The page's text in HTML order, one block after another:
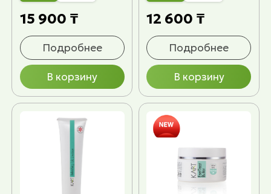
15 900 ₸
Подробнее
В корзину
12 600 ₸
Подробнее
В корзину